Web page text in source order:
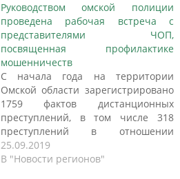
Руководством омской полиции
проведена рабочая встреча с
представителями ЧОП,
посвященная профилактике
мошенничеств
С начала года на территории
Омской области зарегистрировано
1759 фактов дистанционных
преступлений, в том числе 318
преступлений в отношении
пожилых граждан. Мошенники
находят потенциальные жертвы
25.09.2019
В "Новости регионов"